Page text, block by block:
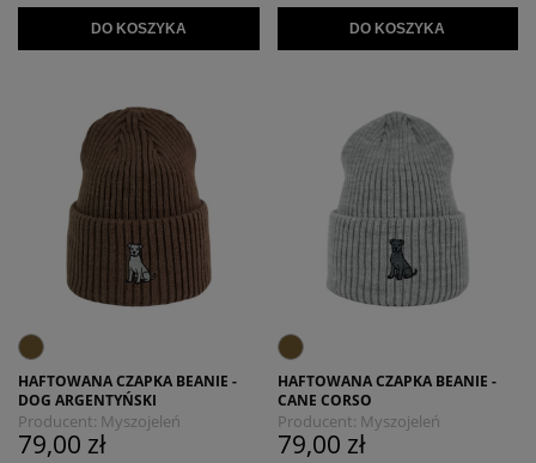
DO KOSZYKA DO KOSZYKA
HAFTOWANA CZAPKA BEANIE -
DOG ARGENTYŃSKI
Producent: Myszojeleń
79,00 zł
HAFTOWANA CZAPKA BEANIE -
CANE CORSO
Producent: Myszojeleń
79,00 zł